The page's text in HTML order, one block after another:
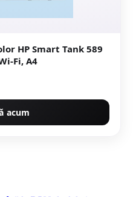
HP Smart Tank 589
Fi, A4
acum